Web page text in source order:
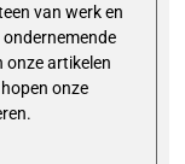
van werk en
onze artikelen
onze